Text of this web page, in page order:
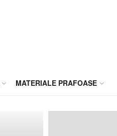
MATERIALE PRAFOASE